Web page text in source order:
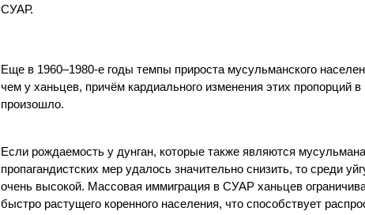
СУАР.
Еще в 1960–1980-е годы темпы прироста мусульманского
чем у ханьцев, причём кардиального изменения этих пропорций
произошло.
Если рождаемость у дунган, которые также являются
пропагандистских мер удалось значительно снизить, то среди
очень высокой. Массовая иммиграция в СУАР ханьцев
быстро растущего коренного населения, что способствует